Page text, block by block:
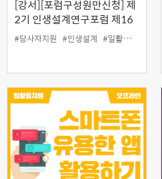
[강서][포럼구성원만신청] 제
2기 인생설계연구포럼 제16
차포럼
#당사자지원 #인생설계 #일활동지원